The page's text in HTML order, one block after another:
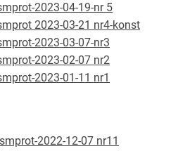
2023-04-19-nr 5
2023-03-21 nr4-konst
2023-03-07-nr3
2023-02-07 nr2
2023-01-11 nr1
smprot-2022-12-07 nr11